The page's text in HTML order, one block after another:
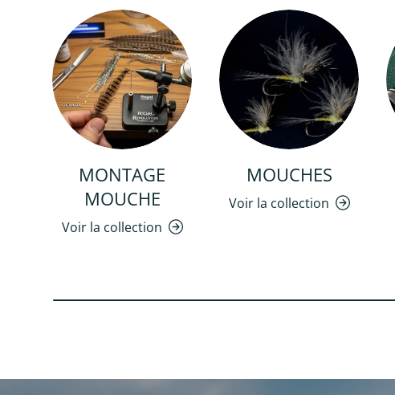
MONTAGE
MOUCHE
Voir la collection
MOUCHES
Voir la collection